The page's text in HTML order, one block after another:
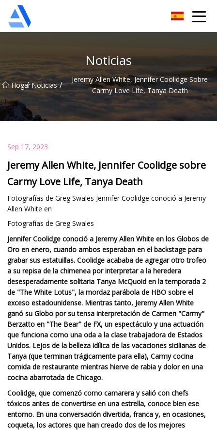
Noticias
Hogar
/ Noticias /
Jeremy Allen White, Jennifer Coolidge Sobre
Carmy Love Life, Tanya Death
Sep 17, 2023
Jeremy Allen White, Jennifer Coolidge sobre
Carmy Love Life, Tanya Death
Fotografías de Greg Swales Jennifer Coolidge conoció a Jeremy
Allen White en
Fotografías de Greg Swales
Jennifer Coolidge conoció a Jeremy Allen White en los Globos de
Oro en enero, cuando ambos esperaban en el backstage para
grabar sus estatuillas. Coolidge acababa de agregar otro trofeo
a su repisa de la chimenea por interpretar a la heredera
desesperadamente solitaria Tanya McQuoid en la temporada 2
de "The White Lotus", la mordaz parábola de HBO sobre el
exceso estadounidense. Mientras tanto, Jeremy Allen White
ganó su Globo por su tensa interpretación de Carmen "Carmy"
Berzatto en "The Bear" de FX, un espectáculo y una actuación
que funciona como una oda a la clase trabajadora de Estados
Unidos. Lejos de la belleza idílica de las vacaciones sicilianas de
Tanya (que terminan trágicamente para ella), Carmy cocina
comida de restaurante mientras hierve de rabia y dolor en una
cocina abarrotada de Chicago.
Coolidge, que comenzó como camarera y salió con chefs
tóxicos antes de convertirse en una estrella, conoce bien ese
entorno. En una conversación divertida, franca y, en ocasiones,
coqueta, los actores que han creado dos de los mejores